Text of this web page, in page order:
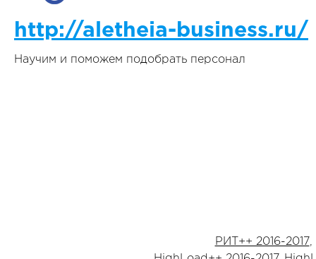
http://aletheia-business.ru/
Научим и поможем подобрать персонал
РИТ++ 2016-2017,